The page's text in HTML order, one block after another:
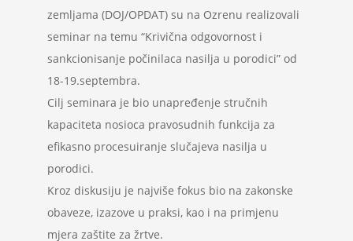
Projekti
Novosti
Kontakt
zemljama (DOJ/OPDAT) su na Ozrenu realizovali
seminar na temu “Krivična odgovornost i
sankcionisanje počinilaca nasilja u porodici” od
18-19.septembra.
Cilj seminara je bio unapređenje stručnih
kapaciteta nosioca pravosudnih funkcija za
efikasno procesuiranje slučajeva nasilja u
porodici.
Kroz diskusiju je najviše fokus bio na zakonske
obaveze, izazove u praksi, kao i na primjenu
mjera zaštite za žrtve.